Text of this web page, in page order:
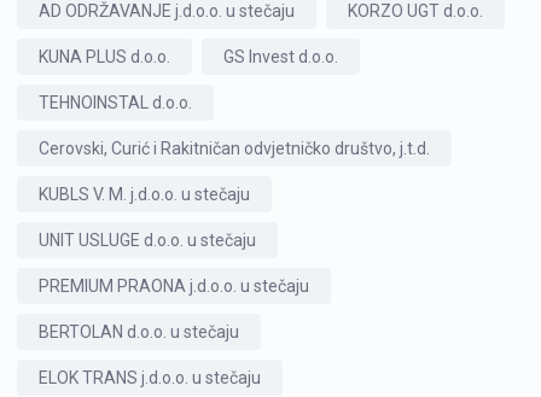
AD ODRŽAVANJE j.d.o.o. u stečaju KORZO UGT d.o.o.
KUNA PLUS d.o.o. GS Invest d.o.o.
TEHNOINSTAL d.o.o.
Cerovski, Curić i Rakitničan odvjetničko društvo, j.t.d.
KUBLS V. M. j.d.o.o. u stečaju
UNIT USLUGE d.o.o. u stečaju
PREMIUM PRAONA j.d.o.o. u stečaju
BERTOLAN d.o.o. u stečaju
ELOK TRANS j.d.o.o. u stečaju